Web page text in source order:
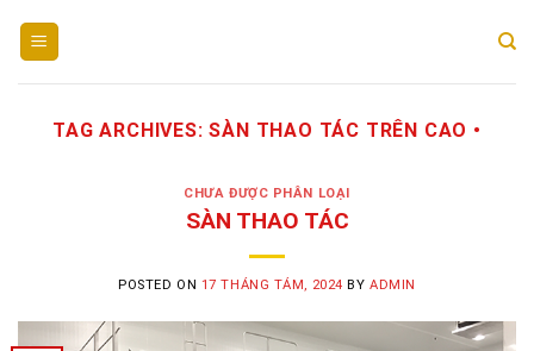
TAG ARCHIVES:SÀN THAO TÁC TRÊN CAO •
CHƯA ĐƯỢC PHÂN LOẠI
SÀN THAO TÁC
POSTED ON 17 THÁNG TÁM, 2024 BYADMIN